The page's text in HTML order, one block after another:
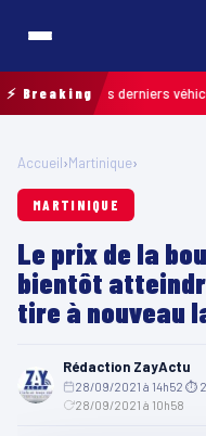
⚡ Breaking
les derniers véhicules
Accueil›Martinique›
MARTINIQUE
Le prix de la
bientôt
tire à nouveau
Rédaction ZayActu
28/09/2021 à 14h52 ⏱ 2
28/09/2021 à 10h58